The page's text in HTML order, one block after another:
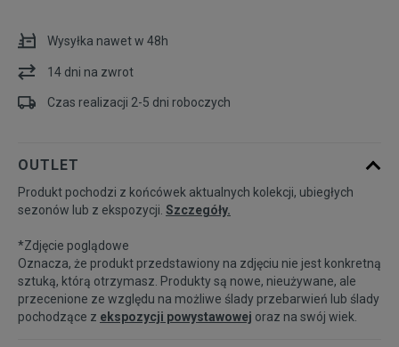
M
Powiadom o
dostępności
Wysyłka nawet w 48h
14 dni na zwrot
Czas realizacji 2-5 dni roboczych
OUTLET
Produkt pochodzi z końcówek aktualnych kolekcji, ubiegłych
sezonów lub z ekspozycji. Szczegóły.
*Zdjęcie poglądowe
Oznacza, że produkt przedstawiony na zdjęciu nie jest konkretną
sztuką, którą otrzymasz. Produkty są nowe, nieużywane, ale
przecenione ze względu na możliwe ślady przebarwień lub ślady
pochodzące z ekspozycji powystawowej oraz na swój wiek.